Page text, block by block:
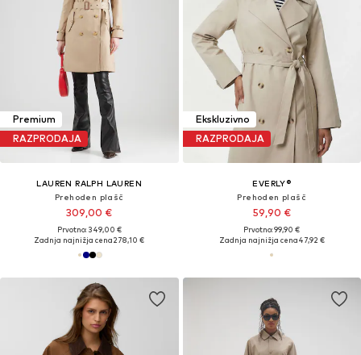
Premium
RAZPRODAJA
LAUREN RALPH LAUREN
Prehoden plašč
309,00 €
Prvotno: 349,00 €
Zadnja najnižja cena278,10 €
Ekskluzivno
RAZPRODAJA
EVERLY®
Prehoden plašč
59,90 €
Prvotno: 99,90 €
Zadnja najnižja cena47,92 €